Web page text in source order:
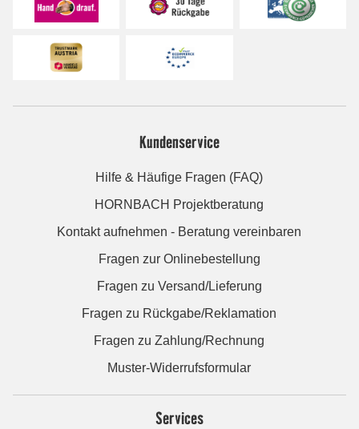
Kundenservice
Hilfe & Häufige Fragen (FAQ)
HORNBACH Projektberatung
Kontakt aufnehmen - Beratung vereinbaren
Fragen zur Onlinebestellung
Fragen zu Versand/Lieferung
Fragen zu Rückgabe/Reklamation
Fragen zu Zahlung/Rechnung
Muster-Widerrufsformular
Services